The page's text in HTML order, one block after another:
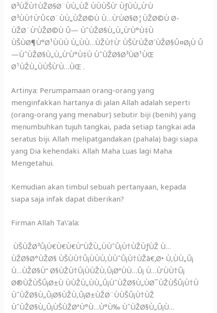
Ø³ÙŽÙ†ÙŽØ§Ø¨ÙÙ„ÙŽ ÙÙÙŠÙ’ ÙƒÙÙ„Ù‘Ù
Ø³ÙÙ†Ù’Û¢Ø¨ÙÙ„ÙŽØ©Ù Ù…Ù‘ÙØ§Ø¦ÙŽØ©Ù Ø­
ÙŽØ¨Ù‘ÙŽØ©Ù Û— ÙˆÙŽØ§Ù„Ù„Ù‘Ù°Ù‡Ù
ÙŠÙØ¶Ù°Ø¹ÙÙÙ Ù„ÙÙ…ÙŽÙ†Ù’ ÙŠÙ‘ÙŽØ´ÙŽØ§Û¤Ø¡Ù Û
—ÙˆÙŽØ§Ù„Ù„Ù‘Ù°Ù‡Ù ÙˆÙŽØ§Ø³ÙØ¹ÙŒ
Ø¹ÙŽÙ„ÙÙŠÙ’Ù…ÙŒ .
Artinya: Perumpamaan orang-orang yang
menginfakkan hartanya di jalan Allah adalah seperti
(orang-orang yang menabur) sebutir biji (benih) yang
menumbuhkan tujuh tangkai, pada setiap tangkai ada
seratus biji. Allah melipatgandakan (pahala) bagi siapa
yang Dia kehendaki. Allah Maha Luas lagi Maha
Mengetahui.
Kemudian akan timbul sebuah pertanyaan, kepada
siapa saja infak dapat diberikan?
Firman Allah Ta\’ala:
ÙŠÙŽØ³Û¡Ù€Ù€Ù€Ù”ÙŽÙ„ÙÙˆÛ¡Ù†ÙŽÙƒÙŽ Ù…
ÙŽØ§Ø°ÙŽØ§ ÙŠÙÙ†Û¡ÙÙÙ‚ÙÙˆÛ¡Ù†ÙŽâ€‚Ø• Ù‚ÙÙ„Û¡
Ù…ÙŽØ§Ù“ Ø§ÙŽÙ†Û¡ÙÙŽÙ‚Û¡ØªÙÙ…Û¡ Ù…Ù‘ÙÙ†Û¡
Ø®ÙŽÙŠÛ¡Ø±Ù ÙÙŽÙ„ÙÙ„Û¡ÙˆÙŽØ§Ù„ÙØ¯ÙŽÙŠÛ¡Ù†Ù
ÙˆÙŽØ§Ù„Û¡Ø§ÙŽÙ‚Û¡Ø±ÙŽØ¨ÙÙŠÛ¡Ù†ÙŽ
ÙˆÙŽØ§Ù„Û¡ÙŠÙŽØªÙ°Ù…Ù°Ù‰ ÙˆÙŽØ§Ù„Û¡Ù…